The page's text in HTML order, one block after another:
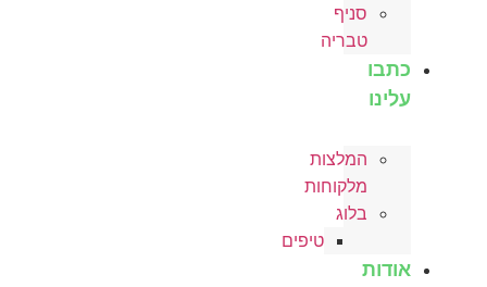
סניף
טבריה
כתבו
עלינו
המלצות
מלקוחות
בלוג
טיפים
אודות